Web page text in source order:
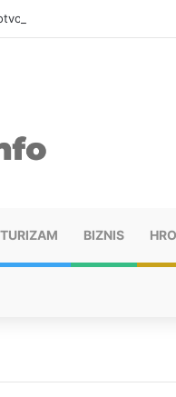
dušu: “Taj poraz me
TURIZAM BIZNIS